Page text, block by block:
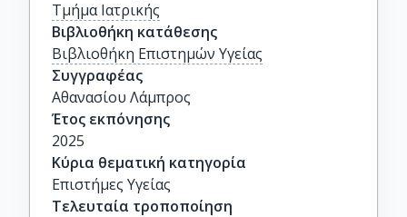
Τμήμα Ιατρικής
Βιβλιοθήκη κατάθεσης
Βιβλιοθήκη Επιστημών Υγείας
Συγγραφέας
Αθανασίου Λάμπρος
Έτος εκπόνησης
2025
Κύρια θεματική κατηγορία
Επιστήμες Υγείας
Τελευταία τροποποίηση